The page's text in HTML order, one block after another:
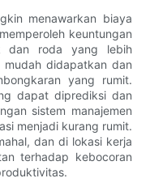
menawarkan biaya
keuntungan
dan roda yang lebih
didapatkan dan
yang rumit.
dapat diprediksi dan
sistem manajemen
menjadi kurang rumit.
dan di lokasi kerja
terhadap kebocoran